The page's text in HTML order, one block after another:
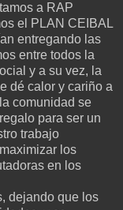
a RAP
el PLAN CEIBAL
entregando las
entre todos la
y a su vez, la
dé calor y cariño a
comunidad se
para ser un
trabajo
los
en los
dejando que los